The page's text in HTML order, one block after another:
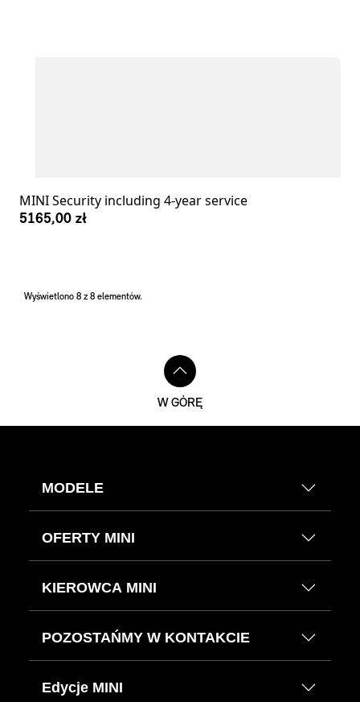
MINI Security including 4-year service
5165,00 zł
Wyświetlono 8 z 8 elementów.